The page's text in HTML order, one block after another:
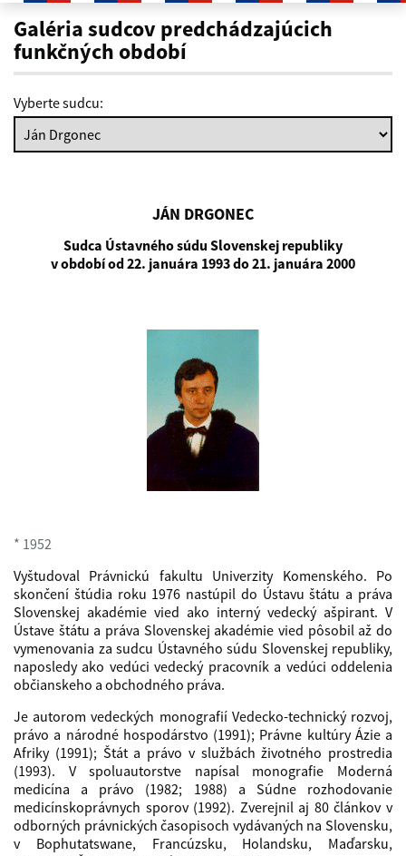
Ján Drgonec
Galéria sudcov predchádzajúcich
funkčných období
Vyberte sudcu:
JÁN DRGONEC
Sudca Ústavného súdu Slovenskej republiky
v období od 22. januára 1993 do 21. januára 2000
* 1952
Vyštudoval Právnickú fakultu Univerzity Komenského. Po
skončení štúdia roku 1976 nastúpil do Ústavu štátu a práva
Slovenskej akadémie vied ako interný vedecký ašpirant. V
Ústave štátu a práva Slovenskej akadémie vied pôsobil až do
vymenovania za sudcu Ústavného súdu Slovenskej republiky,
naposledy ako vedúci vedecký pracovník a vedúci oddelenia
občianskeho a obchodného práva.
Je autorom vedeckých monografií Vedecko-technický rozvoj,
právo a národné hospodárstvo (1991); Právne kultúry Ázie a
Afriky (1991); Štát a právo v službách životného prostredia
(1993). V spoluautorstve napísal monografie Moderná
medicína a právo (1982; 1988) a Súdne rozhodovanie
medicínskoprávnych sporov (1992). Zverejnil aj 80 článkov v
odborných právnických časopisoch vydávaných na Slovensku,
v Bophutatswane, Francúzsku, Holandsku, Maďarsku,